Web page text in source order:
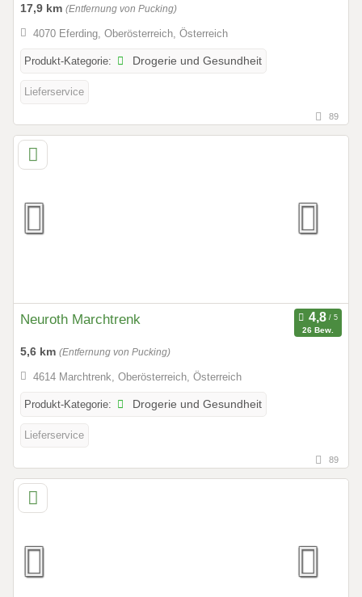
17,9 km (Entfernung von Pucking)
4070 Eferding, Oberösterreich, Österreich
Produkt-Kategorie: Drogerie und Gesundheit
Lieferservice
89
Neuroth Marchtrenk
26 Bew.
5,6 km (Entfernung von Pucking)
4614 Marchtrenk, Oberösterreich, Österreich
Produkt-Kategorie: Drogerie und Gesundheit
Lieferservice
89